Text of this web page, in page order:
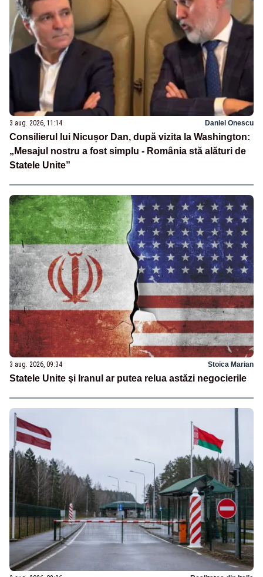
3 aug. 2026, 11:14 Daniel Onescu
Consilierul lui Nicușor Dan, după vizita la Washington:
„Mesajul nostru a fost simplu - România stă alături de
Statele Unite”
3 aug. 2026, 09:34 Stoica Marian
Statele Unite şi Iranul ar putea relua astăzi negocierile